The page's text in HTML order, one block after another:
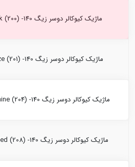
ماژیک کیوکالر دوسر زیگ Pale Pink (200) -140
ماژیک کیوکالر دوسر زیگ Pink Haze (201) -140
ماژیک کیوکالر دوسر زیگ Light Carmine (204) -140
ماژیک کیوکالر دوسر زیگ Carmine Red (208) -140